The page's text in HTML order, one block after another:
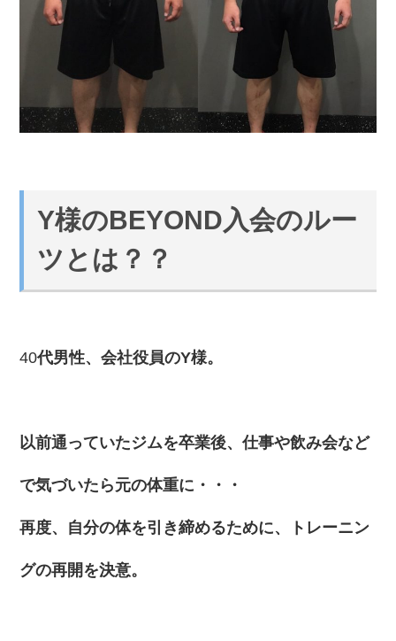
Y様のBEYOND入会のルー
ツとは？？
40代男性、会社役員のY様。
以前通っていたジムを卒業後、仕事や飲み会など
で気づいたら元の体重に・・・
再度、自分の体を引き締めるために、トレーニン
グの再開を決意。